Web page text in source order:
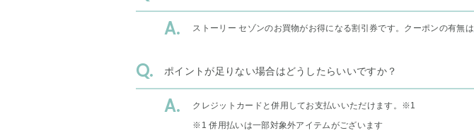
ストーリー セゾンのお買物がお得になる割引券です。クーポンの有無は
ポイントが足りない場合はどうしたらいいですか？
クレジットカードと併用してお支払いいただけます。 ※1
※1 併用払いは一部対象外アイテムがございます